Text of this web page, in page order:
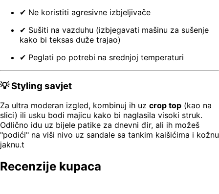
✔ Ne koristiti agresivne izbjeljivače
✔ Sušiti na vazduhu (izbjegavati mašinu za sušenje
kako bi teksas duže trajao)
✔ Peglati po potrebi na srednjoj temperaturi
💡 Styling savjet
Za ultra moderan izgled, kombinuj ih uz crop top (kao na
slici) ili usku bodi majicu kako bi naglasila visoki struk.
Odlično idu uz bijele patike za dnevni đir, ali ih možeš
"podići" na viši nivo uz sandale sa tankim kaišićima i kožnu
jaknu.t
Recenzije kupaca